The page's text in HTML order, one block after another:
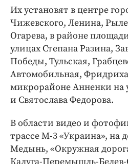
Бренд года
Работодатель года
Их установят в центре
Чижевского, Ленина,
Огарева, в районе
улицах Степана Разина,
Победы, Тульская,
Автомобильная, Фридриха
микрорайоне Анненки на
и Святослава Федорова.
В области видео и
трассе М-3 «Украина», на
Медынь, «Окружная